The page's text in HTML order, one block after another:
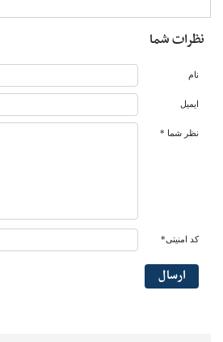
نظرات شما
نام
ایمیل
نظر شما *
کد امنیتی*
ارسال